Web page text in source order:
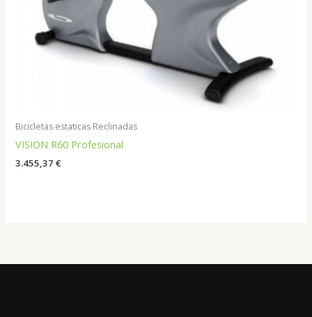
Bicicletas estaticas Reclinadas
VISION R60 Profesional
3.455,37€